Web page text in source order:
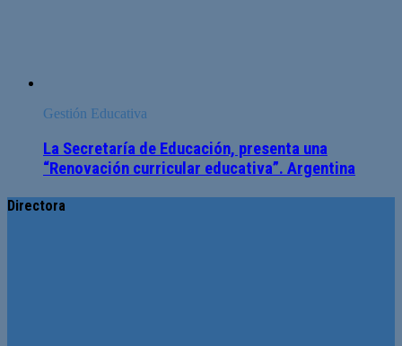
Gestión Educativa
La Secretaría de Educación, presenta una
“Renovación curricular educativa”. Argentina
Directora